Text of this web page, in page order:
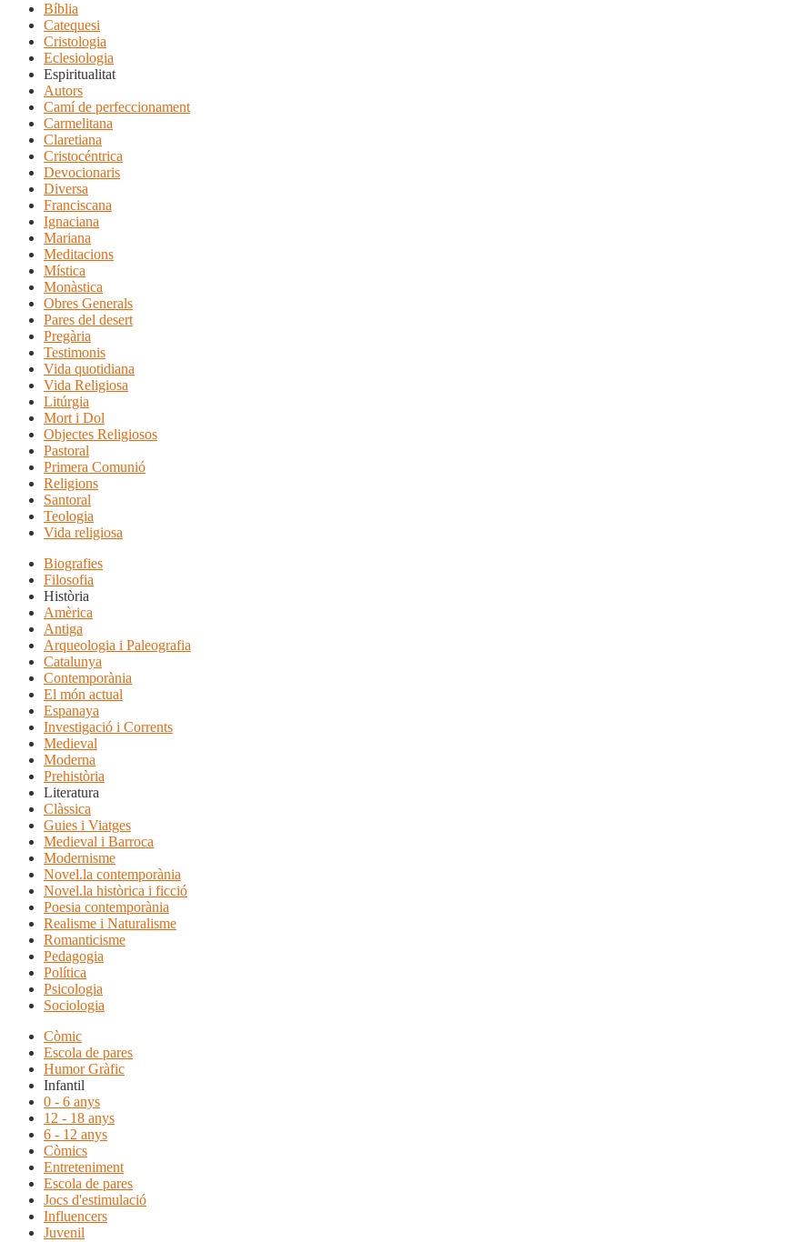
Bíblia
Catequesi
Cristologia
Eclesiologia
Espiritualitat
Autors
Camí de perfeccionament
Carmelitana
Claretiana
Cristocéntrica
Devocionaris
Diversa
Franciscana
Ignaciana
Mariana
Meditacions
Mística
Monàstica
Obres Generals
Pares del desert
Pregària
Testimonis
Vida quotidiana
Vida Religiosa
Litúrgia
Mort i Dol
Objectes Religiosos
Pastoral
Primera Comunió
Religions
Santoral
Teologia
Vida religiosa
Biografies
Filosofia
Història
Amèrica
Antiga
Arqueologia i Paleografia
Catalunya
Contemporània
El món actual
Espanaya
Investigació i Corrents
Medieval
Moderna
Prehistòria
Literatura
Clàssica
Guies i Viatges
Medieval i Barroca
Modernisme
Novel.la contemporània
Novel.la històrica i ficció
Poesia contemporània
Realisme i Naturalisme
Romanticisme
Pedagogia
Política
Psicologia
Sociologia
Còmic
Escola de pares
Humor Gràfic
Infantil
0 - 6 anys
12 - 18 anys
6 - 12 anys
Còmics
Entreteniment
Escola de pares
Jocs d'estimulació
Influencers
Juvenil